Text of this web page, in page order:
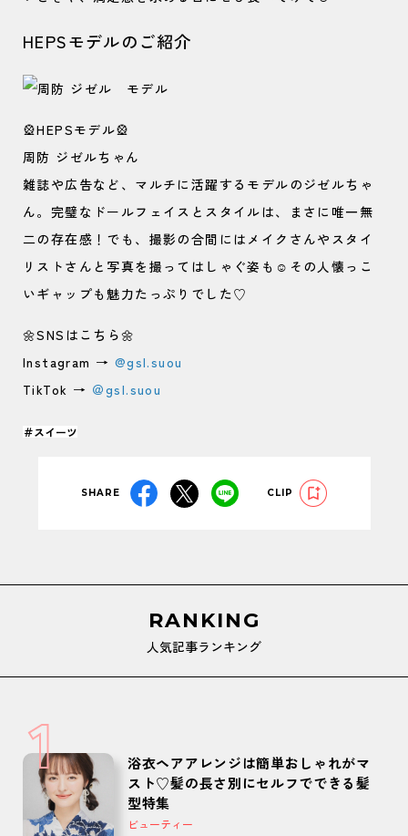
HEPSモデルのご紹介
🎡HEPSモデル🎡
周防 ジゼルちゃん
雑誌や広告など、マルチに活躍するモデルのジゼルちゃ
ん。完璧なドールフェイスとスタイルは、まさに唯一無
二の存在感！でも、撮影の合間にはメイクさんやスタイ
リストさんと写真を撮ってはしゃぐ姿も☺️その人懐っこ
いギャップも魅力たっぷりでした♡
🌼SNSはこちら🌼
Instagram → @gsl.suou
TikTok → ＠gsl.suou
＃スイーツ
SHARE CLIP
RANKING
人気記事ランキング
1
浴衣ヘアアレンジは簡単おしゃれがマ
スト♡髪の長さ別にセルフでできる髪
型特集
ビューティー